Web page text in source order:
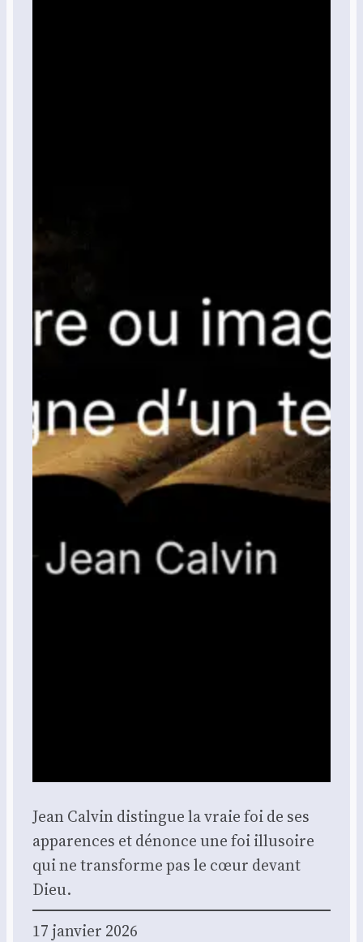
Jean Cal­vin dis­tingue la vraie foi de ses
appa­rences et dénonce une foi illu­soire
qui ne trans­forme pas le cœur devant
Dieu.
17 jan­vier 2026